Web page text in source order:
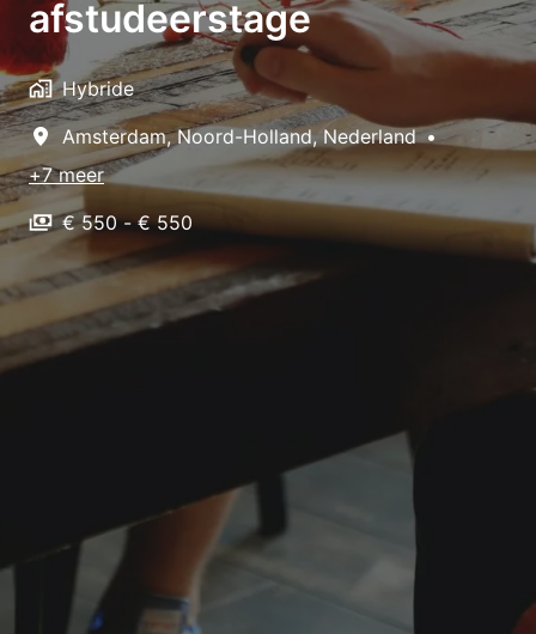
afstudeerstage
Hybride
Amsterdam, Noord-Holland, Nederland •
+7 meer
€ 550 - € 550